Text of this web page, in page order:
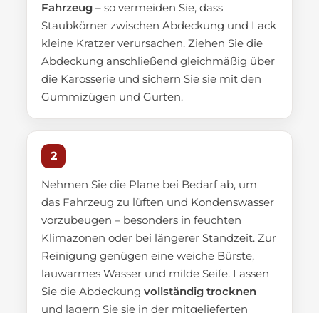
Fahrzeug – so vermeiden Sie, dass
Staubkörner zwischen Abdeckung und Lack
kleine Kratzer verursachen. Ziehen Sie die
Abdeckung anschließend gleichmäßig über
die Karosserie und sichern Sie sie mit den
Gummizügen und Gurten.
2
Nehmen Sie die Plane bei Bedarf ab, um
das Fahrzeug zu lüften und Kondenswasser
vorzubeugen – besonders in feuchten
Klimazonen oder bei längerer Standzeit. Zur
Reinigung genügen eine weiche Bürste,
lauwarmes Wasser und milde Seife. Lassen
Sie die Abdeckung vollständig trocknen
und lagern Sie sie in der mitgelieferten